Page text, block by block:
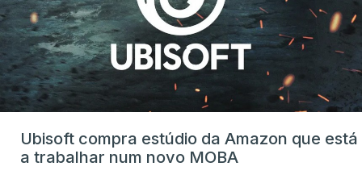
Ubisoft compra estúdio da Amazon que está
a trabalhar num novo MOBA